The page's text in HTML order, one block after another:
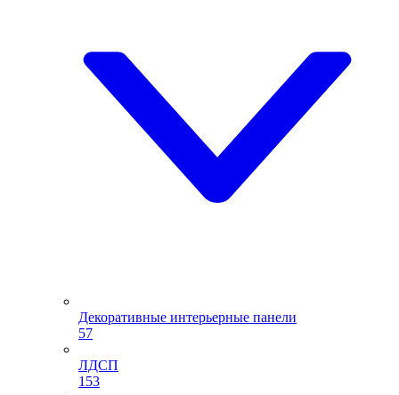
Декоративные интерьерные панели
57
ЛДСП
153